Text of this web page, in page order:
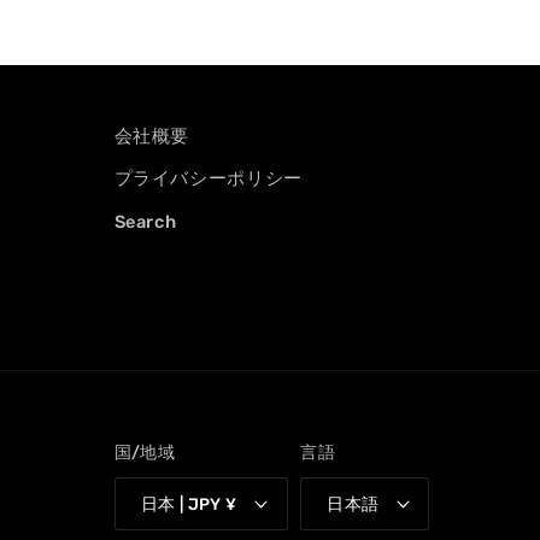
会社概要
プライバシーポリシー
Search
国/地域
日本 | JPY ¥
言語
日本語